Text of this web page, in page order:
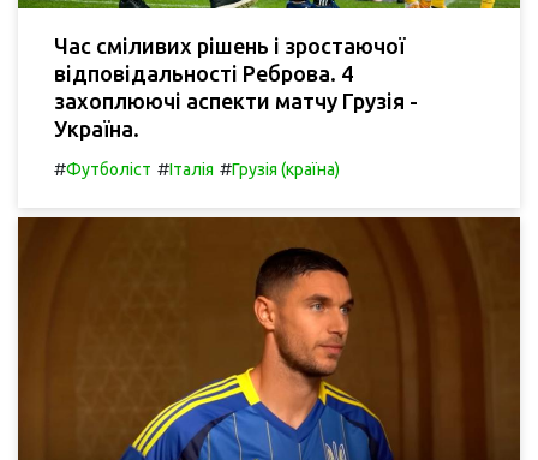
Час сміливих рішень і зростаючої
відповідальності Реброва. 4
захоплюючі аспекти матчу Грузія -
Україна.
#Футболіст #Італія #Грузія (країна)